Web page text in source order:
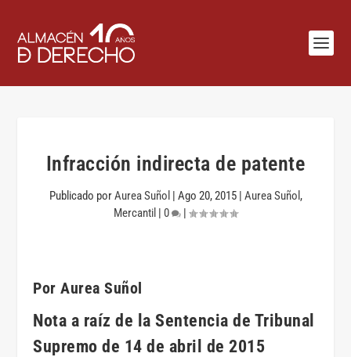
Infracción indirecta de patente
Publicado porAurea Suñol | Ago 20, 2015| Aurea Suñol ,
Mercantil | 0 |
Por Aurea Suñol
Nota a raíz de la Sentencia de Tribunal
Supremo de 14 de abril de 2015